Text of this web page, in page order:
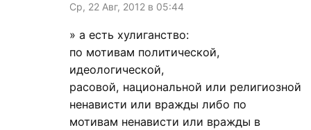
Ср, 22 Авг, 2012 в 05:44
» а есть хулиганство:
по мотивам политической,
идеологической,
расовой, национальной или религиозной
ненависти или вражды либо по
мотивам ненависти или вражды в